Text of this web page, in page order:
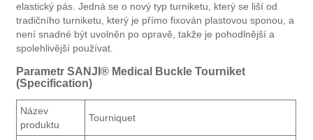
elastický pás. Jedná se o nový typ turniketu, který se liší od
tradičního turniketu, který je přímo fixován plastovou sponou, a
není snadné být uvolněn po opravě, takže je pohodlnější a
spolehlivější používat.
Parametr SANJI® Medical Buckle Tourniket
(Specification)
Název
produktu
Tourniquet